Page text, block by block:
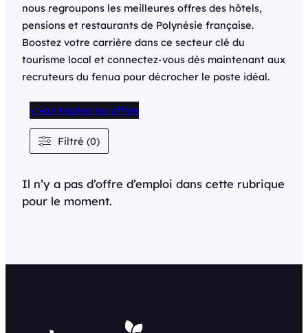
nous regroupons les meilleures offres des hôtels,
pensions et restaurants de Polynésie française.
Boostez votre carrière dans ce secteur clé du
tourisme local et connectez-vous dès maintenant aux
recruteurs du fenua pour décrocher le poste idéal.
Il n’y a pas d’offre d’emploi dans cette rubrique
pour le moment.
< voir toutes les offres
Filtré (0)